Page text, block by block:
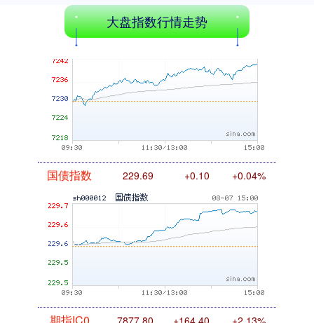
大盘指数行情走势
基金指数 +0.17%
国债指数 229.69 +0.04%